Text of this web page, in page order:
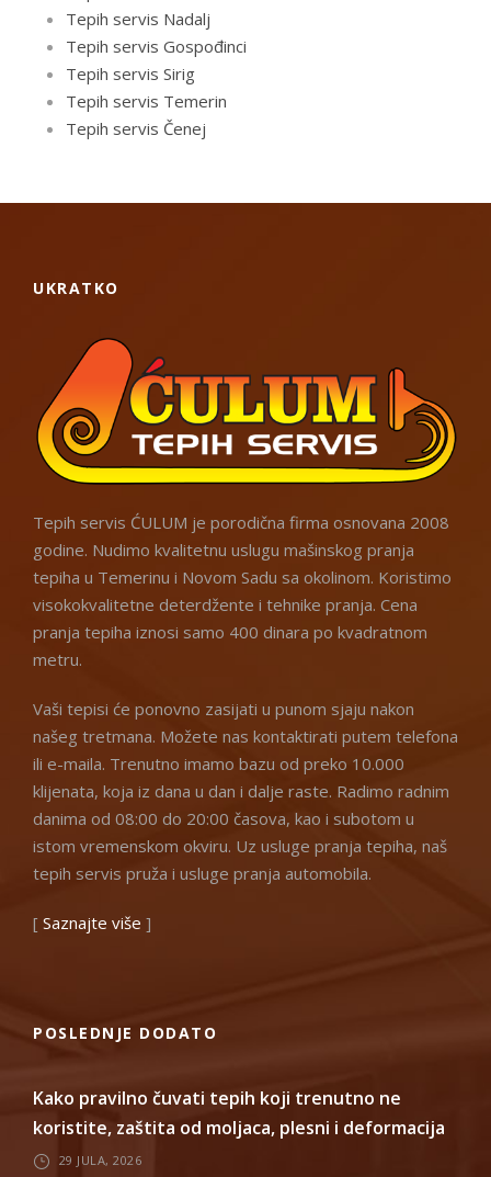
Tepih servis Nadalj
Tepih servis Gospođinci
Tepih servis Sirig
Tepih servis Temerin
Tepih servis Čenej
UKRATKO
Tepih servis ĆULUM je porodična firma osnovana 2008
godine. Nudimo kvalitetnu uslugu mašinskog pranja
tepiha u Temerinu i Novom Sadu sa okolinom. Koristimo
visokokvalitetne deterdžente i tehnike pranja. Cena
pranja tepiha iznosi samo 400 dinara po kvadratnom
metru.
Vaši tepisi će ponovno zasijati u punom sjaju nakon
našeg tretmana. Možete nas kontaktirati putem telefona
ili e-maila. Trenutno imamo bazu od preko 10.000
klijenata, koja iz dana u dan i dalje raste. Radimo radnim
danima od 08:00 do 20:00 časova, kao i subotom u
istom vremenskom okviru. Uz usluge pranja tepiha, naš
tepih servis pruža i usluge pranja automobila.
[ Saznajte više ]
POSLEDNJE DODATO
Kako pravilno čuvati tepih koji trenutno ne
koristite, zaštita od moljaca, plesni i deformacija
29 JULA, 2026